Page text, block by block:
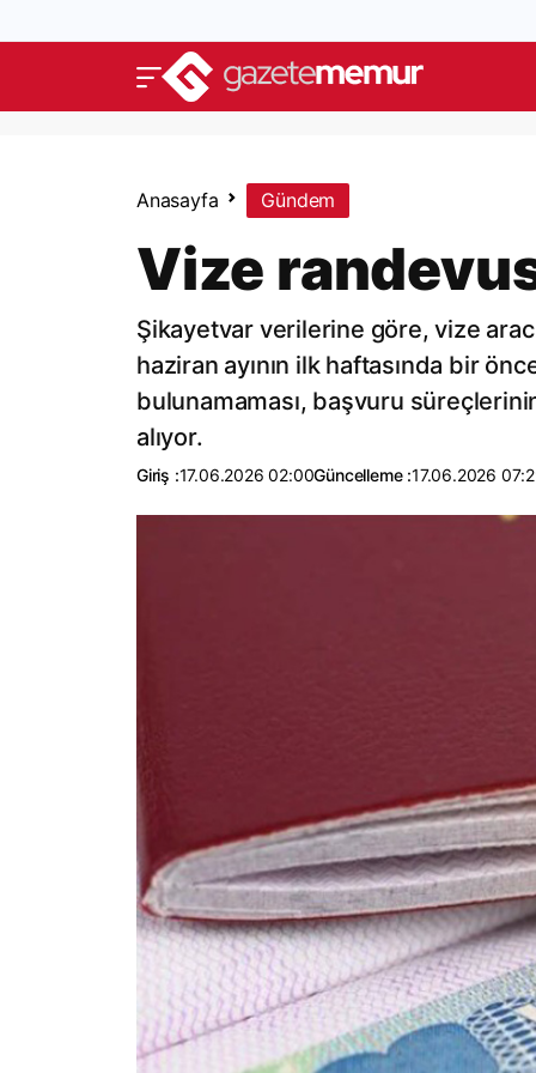
Anasayfa Gündem
Vize
Şikayetvar verilerine göre, vize
haziran ayının ilk haftasında bir
bulunamaması, başvuru
alıyor.
Giriş :17.06.2026 02:00Güncelleme :17.06.2026